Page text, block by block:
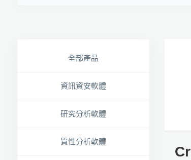
全部產品
資訊資安軟體
研究分析軟體
質性分析軟體